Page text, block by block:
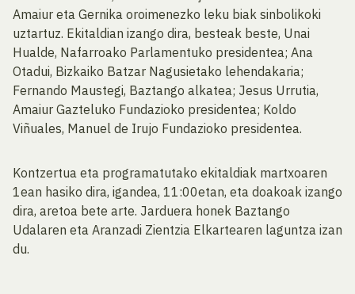
Amaiur eta Gernika oroimenezko leku biak sinbolikoki
uztartuz. Ekitaldian izango dira, besteak beste, Unai
Hualde, Nafarroako Parlamentuko presidentea; Ana
Otadui, Bizkaiko Batzar Nagusietako lehendakaria;
Fernando Maustegi, Baztango alkatea; Jesus Urrutia,
Amaiur Gazteluko Fundazioko presidentea; Koldo
Viñuales, Manuel de Irujo Fundazioko presidentea.
Kontzertua eta programatutako ekitaldiak martxoaren
1ean hasiko dira, igandea, 11:00etan, eta doakoak izango
dira, aretoa bete arte. Jarduera honek Baztango
Udalaren eta Aranzadi Zientzia Elkartearen laguntza izan
du.